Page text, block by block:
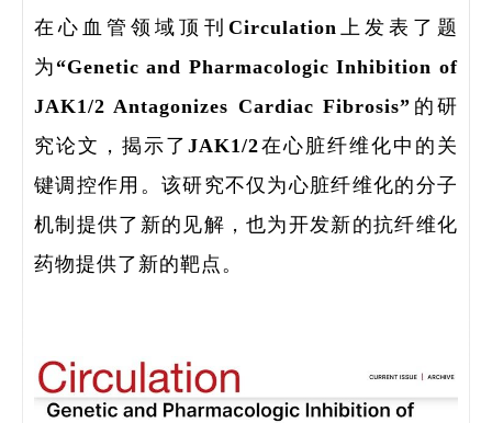
在心血管领域顶刊Circulation上发表了题
为“Genetic and Pharmacologic Inhibition of
JAK1/2 Antagonizes Cardiac Fibrosis”的研
究论文，揭示了JAK1/2在心脏纤维化中的关
键调控作用。该研究不仅为心脏纤维化的分子
机制提供了新的见解，也为开发新的抗纤维化
药物提供了新的靶点。